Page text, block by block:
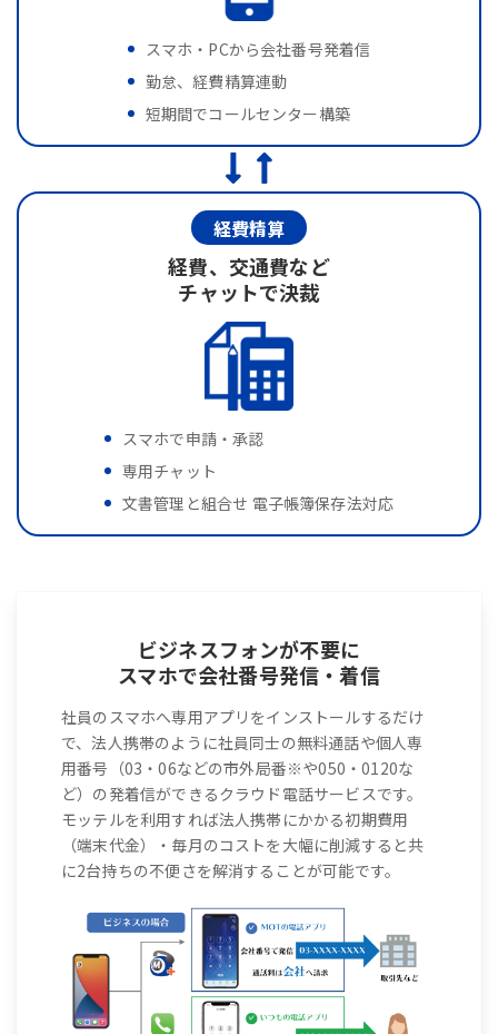
スマホ・PCから会社番号発着信
勤怠、経費精算連動
短期間でコールセンター構築
経費精算
経費、交通費など
チャットで決裁
スマホで申請・承認
専用チャット
文書管理と組合せ 電子帳簿保存法対応
ビジネスフォンが不要に
スマホで会社番号発信・着信
社員のスマホへ専用アプリをインストールするだけ
で、法人携帯のように社員同士の無料通話や個人専
用番号（03・06などの市外局番※や050・0120な
ど）の発着信ができるクラウド電話サービスです。
モッテルを利用すれば法人携帯にかかる初期費用
（端末代金）・毎月のコストを大幅に削減すると共
に2台持ちの不便さを解消することが可能です。